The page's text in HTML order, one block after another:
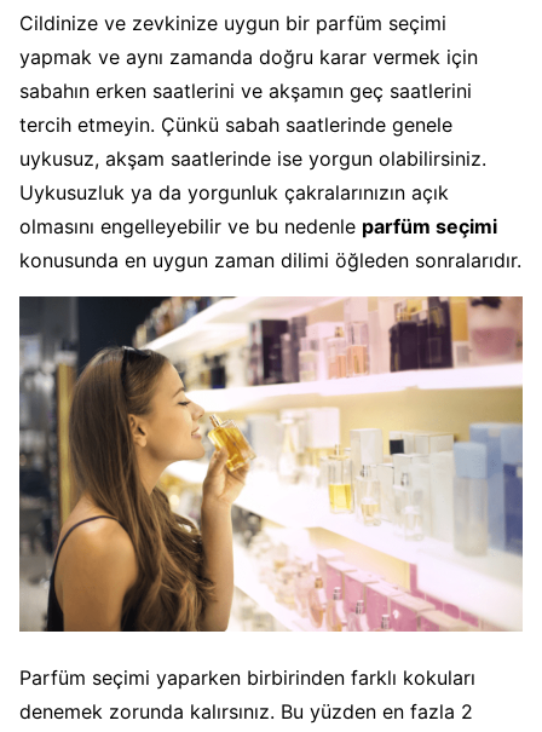
Cildinize ve zevkinize uygun bir parfüm seçimi
yapmak ve aynı zamanda doğru karar vermek için
sabahın erken saatlerini ve akşamın geç saatlerini
tercih etmeyin. Çünkü sabah saatlerinde genele
uykusuz, akşam saatlerinde ise yorgun olabilirsiniz.
Uykusuzluk ya da yorgunluk çakralarınızın açık
olmasını engelleyebilir ve bu nedenle parfüm seçimi
konusunda en uygun zaman dilimi öğleden sonralarıdır.
Parfüm seçimi yaparken birbirinden farklı kokuları
denemek zorunda kalırsınız. Bu yüzden en fazla 2